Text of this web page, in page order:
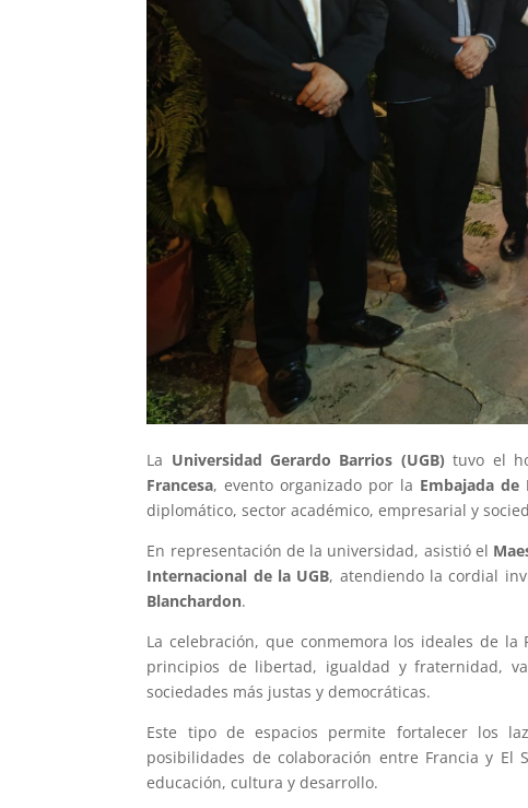
La Universidad Gerardo Barrios (UGB) tuvo el
Francesa, evento organizado por la Embajada de
diplomático, sector académico, empresarial y
En representación de la universidad, asistió el
Internacional de la UGB, atendiendo la cordial
Blanchardon.
La celebración, que conmemora los ideales de
principios de libertad, igualdad y fraternidad,
sociedades más justas y democráticas.
Este tipo de espacios permite fortalecer los
posibilidades de colaboración entre Francia y El
educación, cultura y desarrollo.